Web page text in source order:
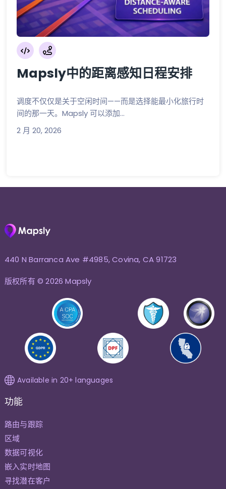
Mapsly中的距离感知日程安排
调度不仅仅是关于空闲时间——而是选择能最小化旅行时
间的那一天。Mapsly 可以添加...
2 月 20, 2026
440 N Barranca Ave #4985, Covina, CA 91723
版权所有 © 2026 Mapsly
Available in 20+ languages
功能
路由与跟踪
区域
数据可视化
嵌入实时地图
寻找潜在客户